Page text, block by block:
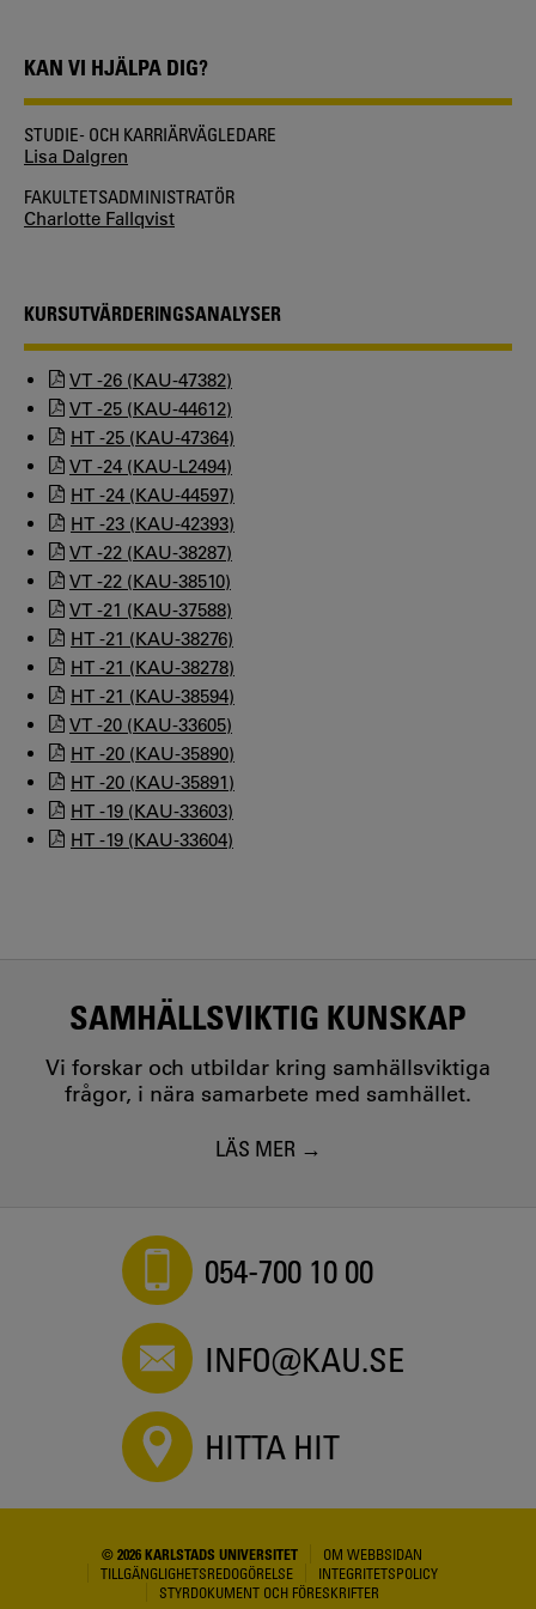
KAN VI HJÄLPA DIG?
STUDIE- OCH KARRIÄRVÄGLEDARE
Lisa Dalgren
FAKULTETSADMINISTRATÖR
Charlotte Fallqvist
KURSUTVÄRDERINGSANALYSER
VT -26 (KAU-47382)
VT -25 (KAU-44612)
HT -25 (KAU-47364)
VT -24 (KAU-L2494)
HT -24 (KAU-44597)
HT -23 (KAU-42393)
VT -22 (KAU-38287)
VT -22 (KAU-38510)
VT -21 (KAU-37588)
HT -21 (KAU-38276)
HT -21 (KAU-38278)
HT -21 (KAU-38594)
VT -20 (KAU-33605)
HT -20 (KAU-35890)
HT -20 (KAU-35891)
HT -19 (KAU-33603)
HT -19 (KAU-33604)
SAMHÄLLSVIKTIG KUNSKAP
Vi forskar och utbildar kring samhällsviktiga
frågor, i nära samarbete med samhället.
LÄS MER
054-700 10 00
INFO@KAU.SE
HITTA HIT
© 2026 KARLSTADS UNIVERSITET
OM WEBBSIDAN
TILLGÄNGLIGHETSREDOGÖRELSE
INTEGRITETSPOLICY
STYRDOKUMENT OCH FÖRESKRIFTER